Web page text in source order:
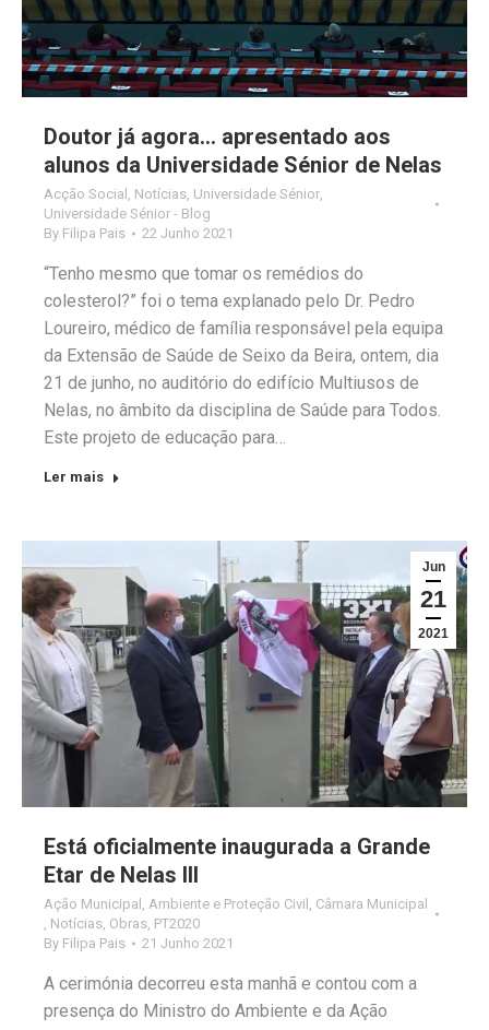
Doutor já agora… apresentado aos
alunos da Universidade Sénior de Nelas
Acção Social Notícias Universidade Sénior
Universidade Sénior - Blog
By Filipa Pais 22 Junho 2021
“Tenho mesmo que tomar os remédios do
colesterol?” foi o tema explanado pelo Dr. Pedro
Loureiro, médico de família responsável pela equipa
da Extensão de Saúde de Seixo da Beira, ontem, dia
21 de junho, no auditório do edifício Multiusos de
Nelas, no âmbito da disciplina de Saúde para Todos.
Este projeto de educação para…
Ler mais
Jun
21
2021
Está oficialmente inaugurada a Grande
Etar de Nelas III
Ação Municipal Ambiente e Proteção Civil
Câmara Municipal
Notícias Obras PT2020
By Filipa Pais 21 Junho 2021
A cerimónia decorreu esta manhã e contou com a
presença do Ministro do Ambiente e da Ação